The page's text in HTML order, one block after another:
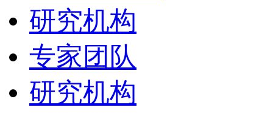
研究机构
专家团队
研究机构